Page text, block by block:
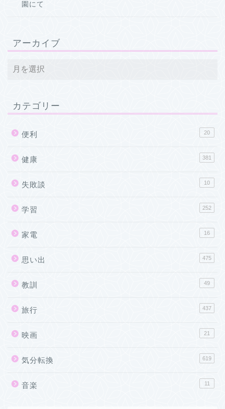
園にて
アーカイブ
カテゴリー
便利 20
健康 381
失敗談 10
学習 252
家電 16
思い出 475
教訓 49
旅行 437
映画 21
気分転換 619
音楽 11